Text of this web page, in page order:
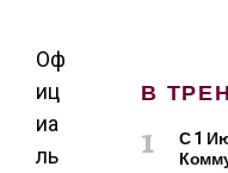
Оф
иц
иа
ль
В
С 1